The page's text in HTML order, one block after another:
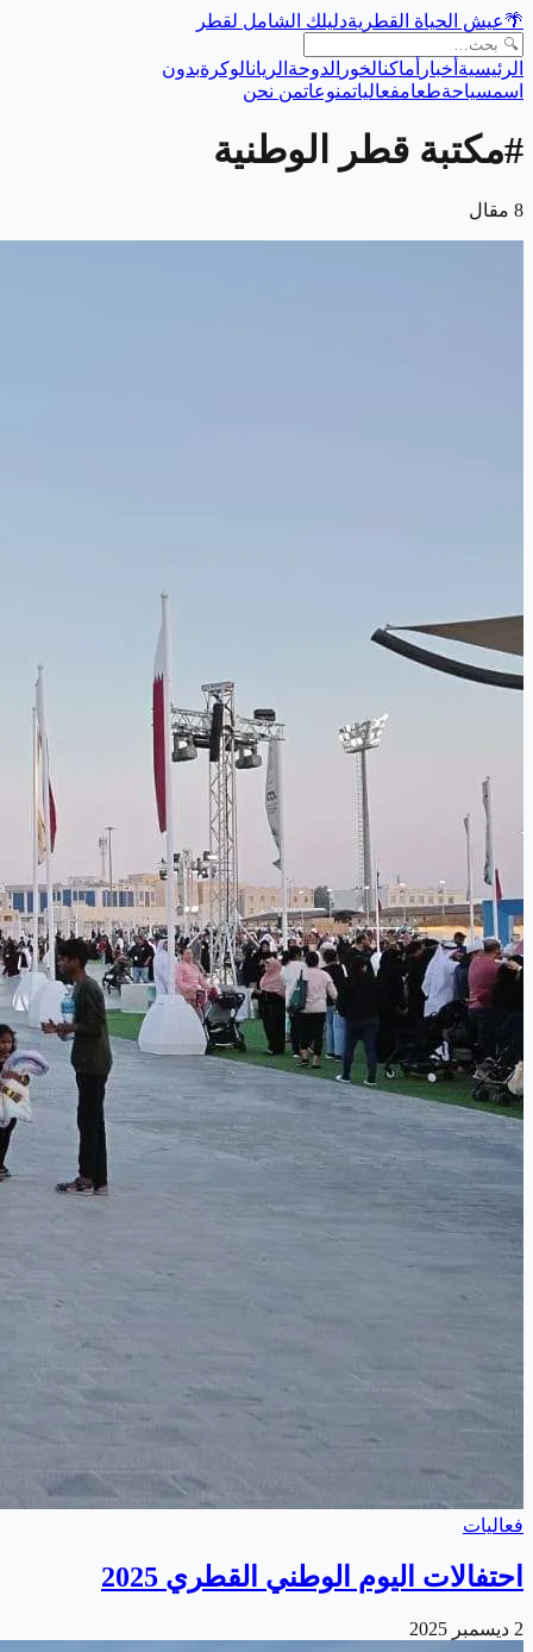
🌴عيش الحياة القطريةدليلك الشامل لقطر
الرئيسية أخبار أماكنالخور الدوحة الريانالوكرةبدون
اسمسياحةطعامفعالياتمنوعاتمن نحن
#مكتبة قطر الوطنية
8 مقال
فعاليات
احتفالات اليوم الوطني القطري 2025
2 ديسمبر 2025